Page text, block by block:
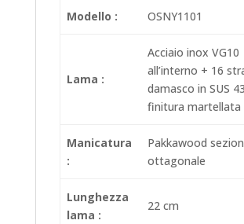
Modello : OSNY1101
Lama :
Acciaio inox VG10
all’interno + 16
damasco in SUS
finitura martellata
Manicatura
:
Pakkawood
ottagonale
Lunghezza
lama :
22 cm